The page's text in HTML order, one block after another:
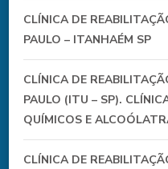
CLÍNICA DE
PAULO – ITANHAÉM SP
CLÍNICA DE
PAULO (ITU – SP).
QUÍMICOS E
CLÍNICA DE